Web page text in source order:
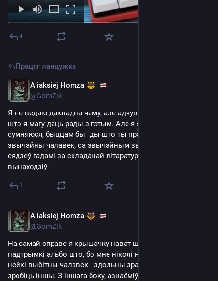
4
Працяг ланцужка
Aliaksiej Homza
@GomZik
Я не ведаю дакладна чаму, але адчуваю што гэта важна і
што я магу даць рады з гэтым. Але я яшчэ заўжды ў сабе
сумняюся, быццам бы "ды што ты пра сябе думаеш, ты ж
звычайны чалавек, са звычайным звычкамі, ты не
сядзеў гадамі за складанай літаратурай, нічога не
вынаходзіў"
1
Aliaksiej Homza
@GomZik
На самай справе я крышачку нават шукаю альбо
падтрымкі альбо што, бо мне ніколі не здавалася, што я
нейкі выбітны чалавек і здольны зрабіць нешта, што не
зробіць іншы. З іншага боку, азнаёміўшыся з існуючым на